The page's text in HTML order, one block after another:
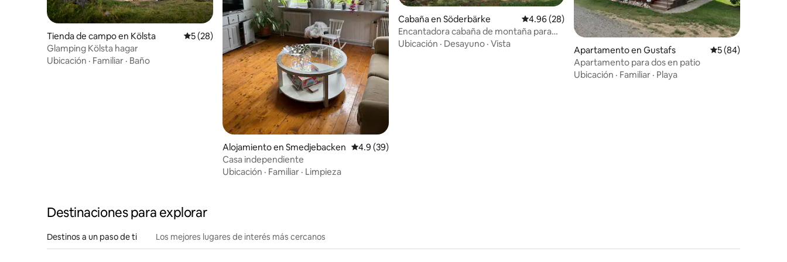
Tienda de campo en Kölsta Calificación promedio: 5 de 5, 28 reseñas
5 (28)
Glamping Kölsta hagar
Ubicación · Familiar · Baño
Alojamiento en Smedjebacken Calificación promedio: 4.9 de 5, 39 reseñas
4.9 (39)
Casa independiente
Ubicación · Familiar · Limpieza
Cabaña en Söderbärke Calificación promedio: 4.96 de 5, 28 reseñas
4.96 (28)
Encantadora cabaña de montaña para
dos personas o una familia pequeña
Ubicación · Desayuno · Vista
Apartamento en Gustafs Calificación
5 (84)
Apartamento para dos en patio
Ubicación · Familiar · Playa
Destinaciones para explorar
Destinos a un paso de ti Los mejores lugares de interés más cercanos